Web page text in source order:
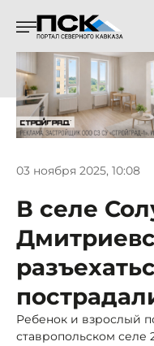
03 ноября 2025, 10:08
В селе
Ребенок и взрослый
ставропольском селе